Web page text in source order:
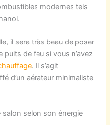
modernes tels
il sera très beau de poser
de feu si vous n’avez
. Il s’agit
d’un aérateur minimaliste
selon son énergie